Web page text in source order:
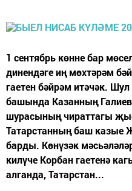
1 сентябрь көнне бар
динендәге иң мөхтәрәм
гаетен бәйрәм итәчәк. Шул
башында Казанның
шурасының чираттагы
Татарстанның баш казые
барды. Көнүзәк
килүче Корбан гаетенә
алганда, Татарстан...